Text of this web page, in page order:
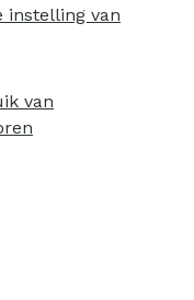
instelling van
van